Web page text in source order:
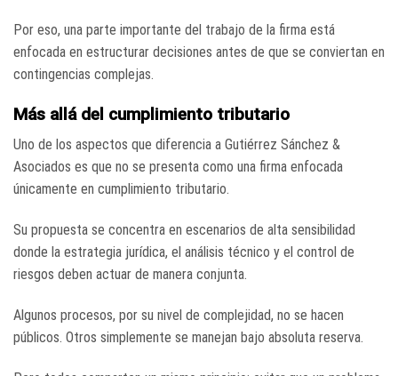
Por eso, una parte importante del trabajo de la firma está
enfocada en estructurar decisiones antes de que se conviertan en
contingencias complejas.
Más allá del cumplimiento tributario
Uno de los aspectos que diferencia a Gutiérrez Sánchez &
Asociados es que no se presenta como una firma enfocada
únicamente en cumplimiento tributario.
Su propuesta se concentra en escenarios de alta sensibilidad
donde la estrategia jurídica, el análisis técnico y el control de
riesgos deben actuar de manera conjunta.
Algunos procesos, por su nivel de complejidad, no se hacen
públicos. Otros simplemente se manejan bajo absoluta reserva.